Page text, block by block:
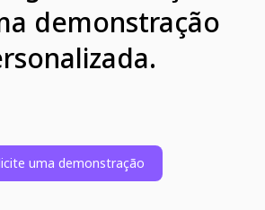
demonstração
uma demonstração